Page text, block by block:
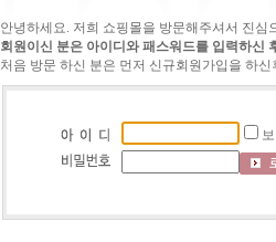
안녕하세요. 저희 쇼핑몰을 방문해주셔서 진심
회원이신 분은 아이디와 패스워드를 입력하신
처음 방문 하신 분은 먼저 신규회원가입을 하